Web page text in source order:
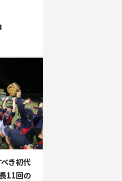
き初代
11回の